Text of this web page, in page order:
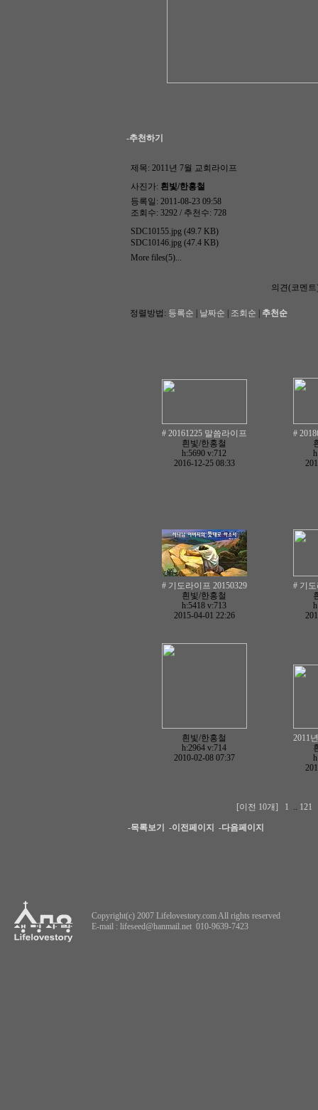
-추천하기
제목: 2011년 7월 교회라이프
사진가: 흰빛/한홍철
등록일: 2011-08-23 09:58
조회수: 3292 / 추천수: 728
SDC10155.jpg (49.7 KB)
SDC10146.jpg (47.4 KB)
More files(5)...
의견(코멘
정렬방법: 등록순 날짜순 조회순 추천순
# 20161225 말씀라이프
흰빛/한홍철
h:5690 v:712
2016-12-25 08:33
#
# 기도라이프 20150329
흰빛/한홍철
h:5418 v:713
2015-04-01 22:26
# 기도
흰빛/한홍철
h:2964 v:714
2010-02-08 07:37
2011
[이전 10개] 1 .. 121
-목록보기 -이전페이지 -다음페이지
Copyright(c) 2007 Lifelovestory.com All rights reserved
E-mail : lifeseed@hanmail.net 010-9639-7423